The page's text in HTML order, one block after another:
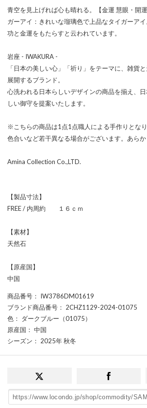
青空を見上げれば心も晴れる。【金運 慧眼・開
ガーアイ：きれいな瑠璃色で上品なタイガーア
功と金運をもたらすと云われています。
岩座 - IWAKURA -
「日本の美しい心」「祈り」をテーマに、雑貨
展開するブランド。
心洗われる日本らしいデザインの商品を揃え、
しい御守を提案いたします。
※こちらの商品は1点1点職人による手作りとな
色合いなど若干異なる場合がございます。あらか
Amina Collection Co.,LTD.
【製品寸法】
FREE / 内周約 １６ｃｍ
【素材】
天然石
【原産国】
中国
商品番号 ： IW3786DM01619
ブランド商品番号 ： 2CHZ1129-2024-01075
色 ： ダークブルー（01075）
原産国 ： 中国
シーズン ： 2025年 秋冬